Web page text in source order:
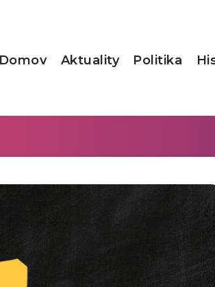
Domov Aktuality Politika